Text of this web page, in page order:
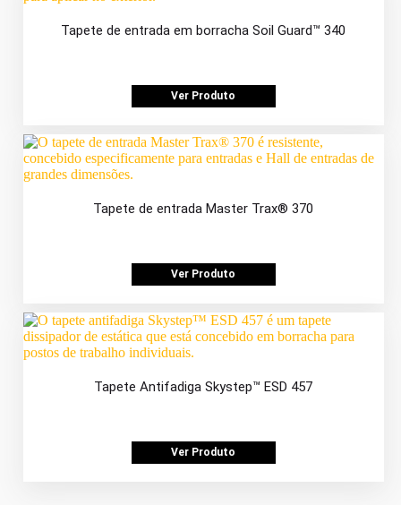
Tapete de entrada em borracha Soil Guard™ 340
Ver Produto
Tapete de entrada Master Trax® 370
Ver Produto
Tapete Antifadiga Skystep™ ESD 457
Ver Produto